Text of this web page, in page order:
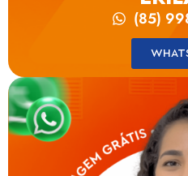
(85)